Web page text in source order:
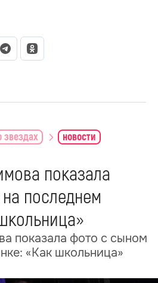
звездах новости
показала
последнем
показала фото с сыном
«Как школьница»